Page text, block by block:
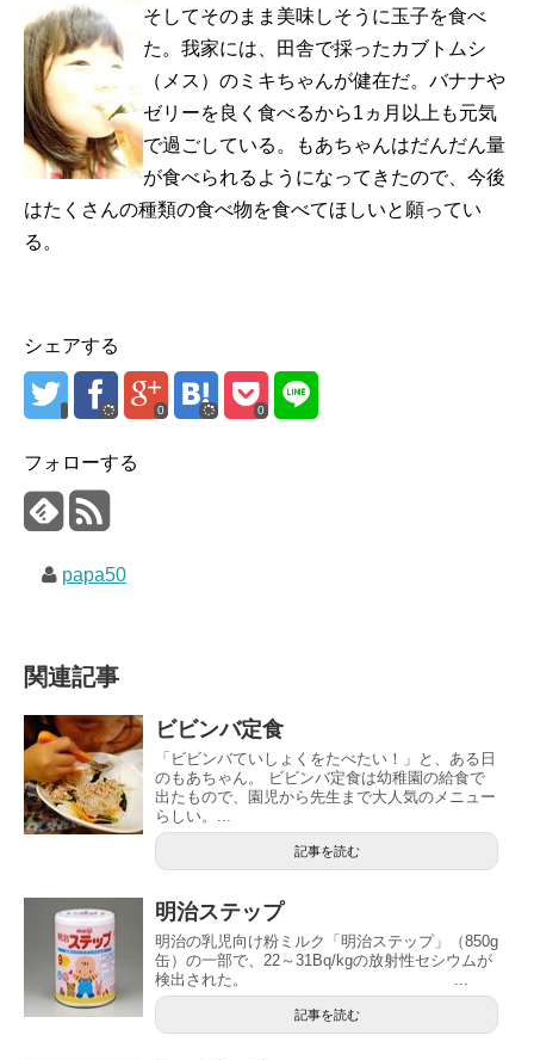
そしてそのまま美味しそうに玉子を食べ
た。我家には、田舎で採ったカブトムシ
（メス）のミキちゃんが健在だ。バナナや
ゼリーを良く食べるから1ヵ月以上も元気
で過ごしている。もあちゃんはだんだん量
が食べられるようになってきたので、今後
はたくさんの種類の食べ物を食べてほしいと願ってい
る。
シェアする
0 0
フォローする
papa50
関連記事
ビビンバ定食
「ビビンバていしょくをたべたい！」と、ある日
のもあちゃん。 ビビンバ定食は幼稚園の給食で
出たもので、園児から先生まで大人気のメニュー
らしい。...
記事を読む
明治ステップ
明治の乳児向け粉ミルク「明治ステップ」（850g
缶）の一部で、22～31Bq/kgの放射性セシウムが
検出された。 ...
記事を読む